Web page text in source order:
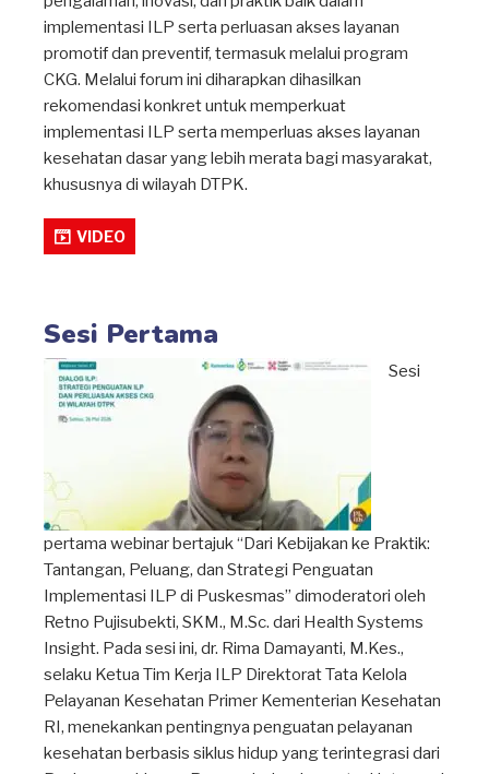
implementasi ILP serta perluasan akses layanan
promotif dan preventif, termasuk melalui program
CKG. Melalui forum ini diharapkan dihasilkan
rekomendasi konkret untuk memperkuat
implementasi ILP serta memperluas akses layanan
kesehatan dasar yang lebih merata bagi masyarakat,
khususnya di wilayah DTPK.
VIDEO
Sesi Pertama
Sesi
pertama webinar bertajuk “Dari Kebijakan ke Praktik:
Tantangan, Peluang, dan Strategi Penguatan
Implementasi ILP di Puskesmas” dimoderatori oleh
Retno Pujisubekti, SKM., M.Sc. dari Health Systems
Insight. Pada sesi ini, dr. Rima Damayanti, M.Kes.,
selaku Ketua Tim Kerja ILP Direktorat Tata Kelola
Pelayanan Kesehatan Primer Kementerian Kesehatan
RI, menekankan pentingnya penguatan pelayanan
kesehatan berbasis siklus hidup yang terintegrasi dari